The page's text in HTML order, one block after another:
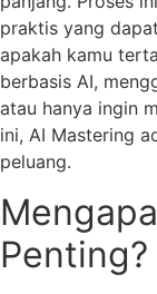
praktis yang
apakah kamu
berbasis AI,
atau hanya ingin
ini, AI Mastering
peluang.
Penting?